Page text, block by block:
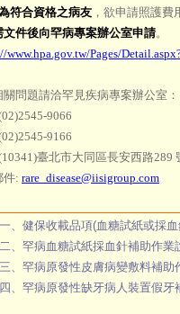
符合資格之病友 ，欲申請照護
文件後向罕病專案辦公室申請。
www.hpa.gov.tw/Pages/
關問題請洽罕見疾病專案辦公室：
9066
9166
臺北市大同區長安西路289
件: rare_disease@iisigroup.com
、健保收載品項(血糖試紙或採
、罕病血糖試紙採血針補助作業
、罕病原發性皮膚病變敷料補助
、罕病原發性缺牙病人裝置假牙